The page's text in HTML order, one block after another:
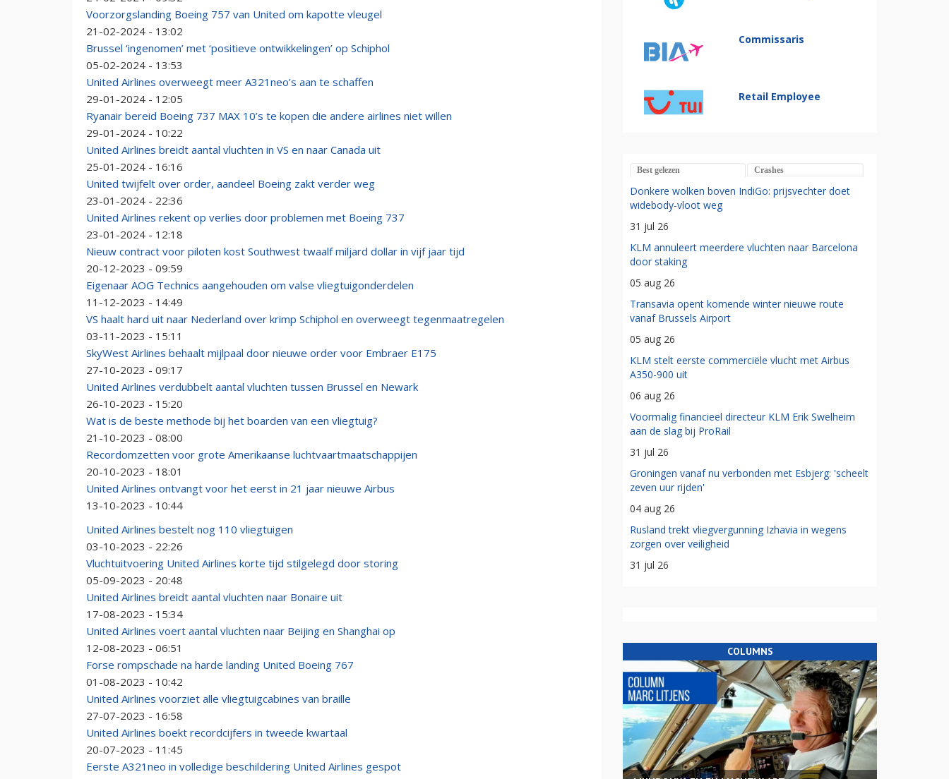
Voorzorgslanding Boeing 757 van United om kapotte vleugel
21-02-2024 - 13:02
Brussel ‘ingenomen’ met ‘positieve ontwikkelingen’ op Schiphol
05-02-2024 - 13:53
United Airlines overweegt meer A321neo’s aan te schaffen
29-01-2024 - 12:05
Ryanair bereid Boeing 737 MAX 10’s te kopen die andere airlines niet willen
29-01-2024 - 10:22
United Airlines breidt aantal vluchten in VS en naar Canada uit
25-01-2024 - 16:16
United twijfelt over order, aandeel Boeing zakt verder weg
23-01-2024 - 22:36
United Airlines rekent op verlies door problemen met Boeing 737
23-01-2024 - 12:18
Nieuw contract voor piloten kost Southwest twaalf miljard dollar in vijf jaar tijd
20-12-2023 - 09:59
Eigenaar AOG Technics aangehouden om valse vliegtuigonderdelen
11-12-2023 - 14:49
VS haalt hard uit naar Nederland over krimp Schiphol en overweegt tegenmaatregelen
03-11-2023 - 15:11
SkyWest Airlines behaalt mijlpaal door nieuwe order voor Embraer E175
27-10-2023 - 09:17
United Airlines verdubbelt aantal vluchten tussen Brussel en Newark
26-10-2023 - 15:20
Wat is de beste methode bij het boarden van een vliegtuig?
21-10-2023 - 08:00
Recordomzetten voor grote Amerikaanse luchtvaartmaatschappijen
20-10-2023 - 18:01
United Airlines ontvangt voor het eerst in 21 jaar nieuwe Airbus
13-10-2023 - 10:44
United Airlines bestelt nog 110 vliegtuigen
03-10-2023 - 22:26
Vluchtuitvoering United Airlines korte tijd stilgelegd door storing
05-09-2023 - 20:48
United Airlines breidt aantal vluchten naar Bonaire uit
17-08-2023 - 15:34
United Airlines voert aantal vluchten naar Beijing en Shanghai op
12-08-2023 - 06:51
Forse rompschade na harde landing United Boeing 767
01-08-2023 - 10:42
United Airlines voorziet alle vliegtuigcabines van braille
27-07-2023 - 16:58
United Airlines boekt recordcijfers in tweede kwartaal
20-07-2023 - 11:45
Eerste A321neo in volledige beschildering United Airlines gespot
Commissaris
Retail Employee
Best gelezen Crashes
Donkere wolken boven IndiGo: prijsvechter doet
widebody-vloot weg
31 jul 26
KLM annuleert meerdere vluchten naar Barcelona
door staking
05 aug 26
Transavia opent komende winter nieuwe route
vanaf Brussels Airport
05 aug 26
KLM stelt eerste commerciële vlucht met Airbus
A350-900 uit
06 aug 26
Voormalig financieel directeur KLM Erik Swelheim
aan de slag bij ProRail
31 jul 26
Groningen vanaf nu verbonden met Esbjerg: 'scheelt
zeven uur rijden'
04 aug 26
Rusland trekt vliegvergunning Izhavia in wegens
zorgen over veiligheid
31 jul 26
COLUMNS